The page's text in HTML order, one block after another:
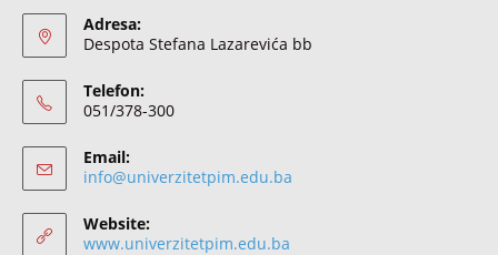
Adresa:
Despota Stefana Lazarevića bb
Telefon:
051/378-300
Email:
info@univerzitetpim.edu.ba
Website:
www.univerzitetpim.edu.ba